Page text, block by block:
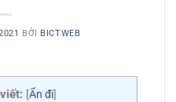
BỞI BICTWEB
[Ẩn đi]